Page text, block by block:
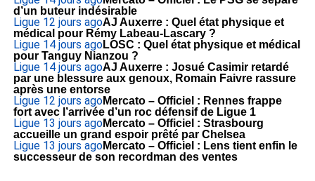
d’un buteur indésirable
Ligue 12 jours agoAJ Auxerre : Quel état physique et
médical pour Rémy Labeau-Lascary ?
Ligue 14 jours agoLOSC : Quel état physique et médical
pour Tanguy Nianzou ?
Ligue 14 jours agoAJ Auxerre : Josué Casimir retardé
par une blessure aux genoux, Romain Faivre rassure
après une entorse
Ligue 12 jours agoMercato – Officiel : Rennes frappe
fort avec l’arrivée d’un roc défensif de Ligue 1
Ligue 13 jours agoMercato – Officiel : Strasbourg
accueille un grand espoir prêté par Chelsea
Ligue 13 jours agoMercato – Officiel : Lens tient enfin le
successeur de son recordman des ventes